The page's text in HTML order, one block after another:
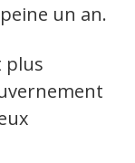
un an.
plus